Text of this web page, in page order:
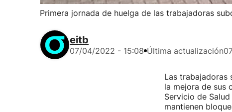
Primera jornada de huelga de las trabajadoras
eitb
07/04/2022 - 15:08 Última actualización
Las trabajadoras
la mejora de sus
Servicio de
mantienen